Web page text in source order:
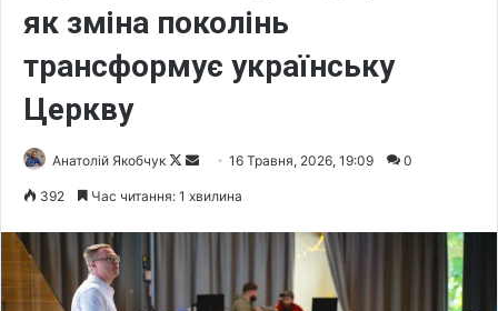
як зміна поколінь
трансформує українську
Церкву
Анатолій Якобчук
F
wn
16 Травня, 2026, 19:09 0
392 Час читання: 1 хвилина